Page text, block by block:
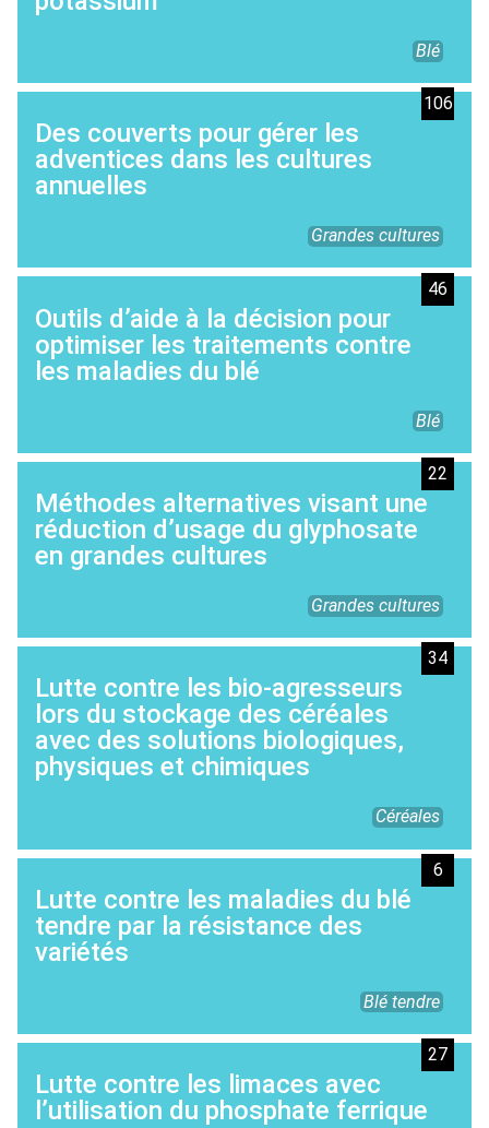
Blé
Des couverts pour gérer les
adventices dans les cultures
annuelles
106
Grandes cultures
Outils d’aide à la décision pour
optimiser les traitements contre
les maladies du blé
46
Blé
Méthodes alternatives visant une
réduction d’usage du glyphosate
en grandes cultures
22
Grandes cultures
Lutte contre les bio-agresseurs
lors du stockage des céréales
avec des solutions biologiques,
physiques et chimiques
34
Céréales
Lutte contre les maladies du blé
tendre par la résistance des
variétés
6
Blé tendre
Lutte contre les limaces avec
l’utilisation du phosphate ferrique
27